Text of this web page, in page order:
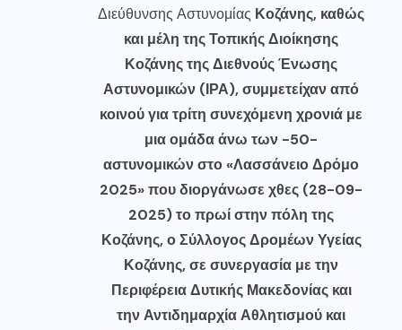
Διεύθυνσης Αστυνομίας Κοζάνης, καθώς
και μέλη της Τοπικής Διοίκησης
Κοζάνης της Διεθνούς Ένωσης
Αστυνομικών (ΙΡΑ), συμμετείχαν από
κοινού για τρίτη συνεχόμενη χρονιά με
μια ομάδα άνω των -50-
αστυνομικών στο «Λασσάνειο Δρόμο
2025» που διοργάνωσε χθες (28-09-
2025) το πρωί στην πόλη της
Κοζάνης, ο Σύλλογος Δρομέων Υγείας
Κοζάνης, σε συνεργασία με την
Περιφέρεια Δυτικής Μακεδονίας και
την Αντιδημαρχία Αθλητισμού και